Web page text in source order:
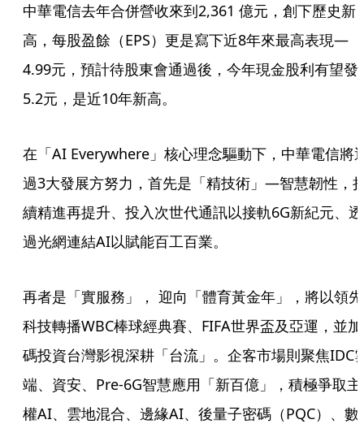
中華電信去年合併營收來到2,361 億元，創下歷史新
高，每股盈餘（EPS）更是寫下近8年來最高表現—
4.99元，預計待股東會通過後，今年現金股利有望發
5.2元，是近10年新高。
在「AI Everywhere」核心理念驅動下，中華電信將
過3大發展方努力，首先是「精技術」—智慧韌性，
續精進再提升、投入次世代通訊以接軌6G新紀元、透
過光網連結AI以賦能百工百業。
再者是「實服務」， 迎向「體育黃金年」，將以領先
科技轉播WBC棒球經典賽、FIFA世界盃及亞運，並加
碼投資台灣影視深耕「台流」。企客市場則聚焦IDC
端、資安、Pre-6G智慧應用「新百億」，積極爭取主
權AI、雲地混合、邊緣AI、後量子密碼（PQC）、數